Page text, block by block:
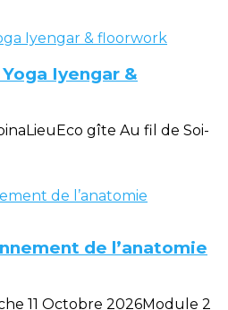
Iyengar &
gîte Au fil de Soi-
de l’anatomie
11 Octobre 2026Module 2